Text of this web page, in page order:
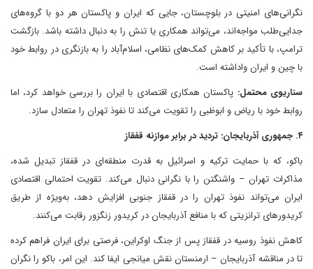
نگرانی‌های امنیتی در بلوچستان، جایی که ایران و پاکستان هر دو با گروه‌های
جدایی‌طلب مواجه‌اند، می‌تواند همکاری یا تنش را به دنبال داشته باشد. بازگشت
ترامپ، با تأکید بر کاهش کمک‌های نظامی، اسلام‌آباد را به بازنگری در روابط خود
با چین و ایران واداشته است.
سناریوی محتمل: پاکستان همکاری اقتصادی با ایران را بررسی خواهد کرد، اما
روابط خود با ریاض و ابوظبی را تقویت می‌کند تا نفوذ تهران را متعادل سازد.
۴. جمهوری آذربایجان: تردید در برابر موازنه قفقاز
باکو، که با حمایت ترکیه و اسرائیل به قدرت منطقه‌ای در قفقاز تبدیل شده،
مذاکرات تهران – واشنگتن را با نگرانی دنبال می‌کند. تقویت احتمالی اقتصادی
ایران می‌تواند نفوذ تهران را در قفقاز جنوبی افزایش دهد، به‌ویژه از طریق
کریدورهای ترانزیتی که با منافع آذربایجان در کریدور زنگزور رقابت می‌کنند.
کاهش نفوذ روسیه در قفقاز پس از جنگ اوکراین، فرصتی برای ایران فراهم کرده
تا در مناقشه آذربایجان – ارمنستان نقش میانجی ایفا کند. این امر، باکو را نگران